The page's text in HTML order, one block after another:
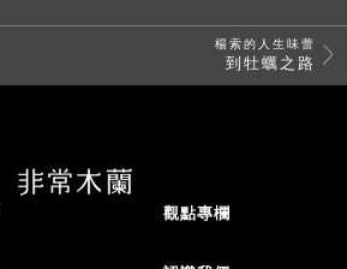
楊索的人生味蕾
到牡蠣之路
觀點專欄